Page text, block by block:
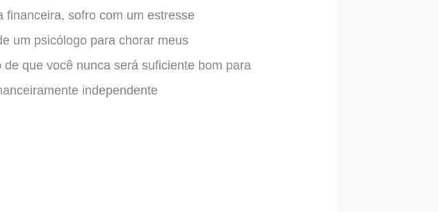
financeira, sofro com um estresse
um psicólogo para chorar meus
que você nunca será suficiente bom para
independente